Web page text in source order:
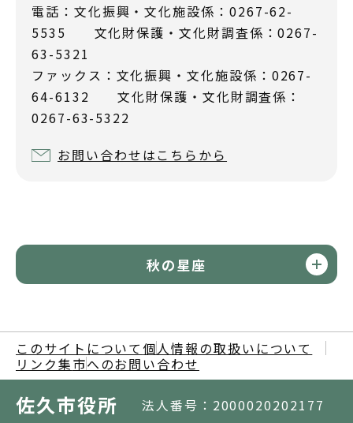
電話：文化振興・文化施設係：0267-62-
5535 文化財保護・文化財調査係：0267-
63-5321
ファックス：文化振興・文化施設係：0267-
64-6132 文化財保護・文化財調査係：
0267-63-5322
お問い合わせはこちらから
秋の星座
このサイトについて 個人情報の取扱いについて
リンク集市へのお問い合わせ
佐久市役所 法人番号：2000020202177